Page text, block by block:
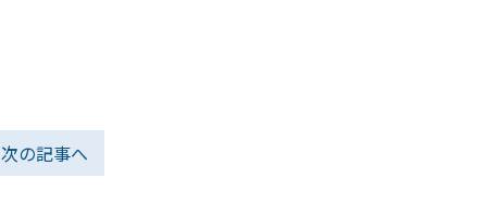
次の記事へ